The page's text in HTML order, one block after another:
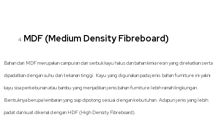
MDF (Medium Density Fibreboard)
Bahan dari MDF merupakan campuran dari serbuk kayu halus dan bahan kimia resin yang direkatkan serta
dipadatkan dengan suhu dan tekanan tinggi. Kayu yang digunakan pada jenis bahan furniture ini yakni
kayu sisa perkebunan atau bambu yang menjadikan jenis bahan furniture lebih ramah lingkungan.
Bentuknya berupa lembaran yang siap dipotong sesuai dengan kebutuhan. Adapun jenis yang lebih
padat dan kuat dikenal dengan HDF (High Density Fibreboard).